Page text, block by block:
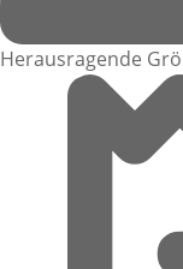
Herausragende